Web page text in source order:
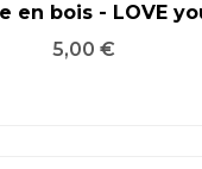
en bois - LOVE
Prix
5,00 €
VOIR LE PRODUIT